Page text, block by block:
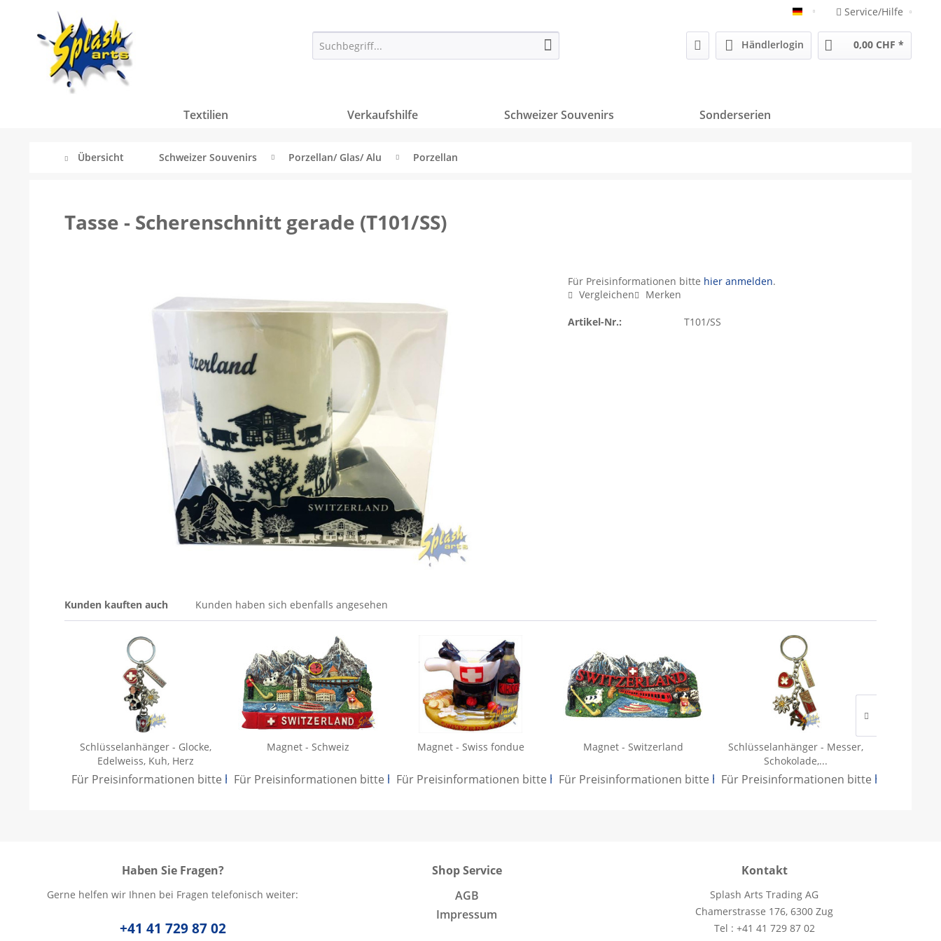
Deutsch Service/Hilfe
Händlerlogin 0,00 CHF *
Textilien Verkaufshilfe Schweizer Souvenirs Sonderserien
Übersicht Schweizer Souvenirs Porzellan/ Glas/ Alu Porzellan
Tasse - Scherenschnitt gerade (T101/SS)
Für Preisinformationen bitte hier anmelden.
Vergleichen
Merken
Artikel-Nr.: T101/SS
Kunden kauften auch Kunden haben sich ebenfalls angesehen
Schlüsselanhänger - Glocke,
Edelweiss, Kuh, Herz
Für Preisinformationen bitte hier anmelden.
Magnet - Schweiz
Für Preisinformationen bitte hier anmelden.
Magnet - Swiss fondue
Für Preisinformationen bitte hier anmelden.
Magnet - Switzerland
Für Preisinformationen bitte hier anmelden.
Schlüsselanhänger - Messer,
Schokolade,...
Für Preisinformationen bitte hier
Haben Sie Fragen?
Gerne helfen wir Ihnen bei Fragen telefonisch weiter:
+41 41 729 87 02
Shop Service
AGB
Impressum
Kontakt
Splash Arts Trading AG
Chamerstrasse 176, 6300 Zug
Tel : +41 41 729 87 02